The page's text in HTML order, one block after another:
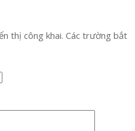
thị công khai. Các trường bắt